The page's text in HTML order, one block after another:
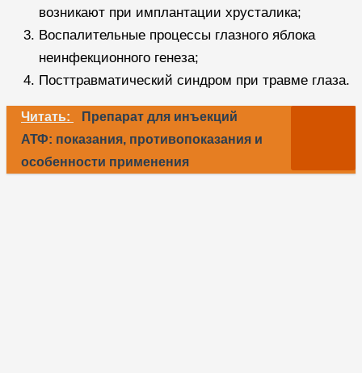
возникают при имплантации хрусталика;
Воспалительные процессы глазного яблока
неинфекционного генеза;
Посттравматический синдром при травме глаза.
Читать:
Препарат для инъекций
АТФ: показания, противопоказания и
особенности применения